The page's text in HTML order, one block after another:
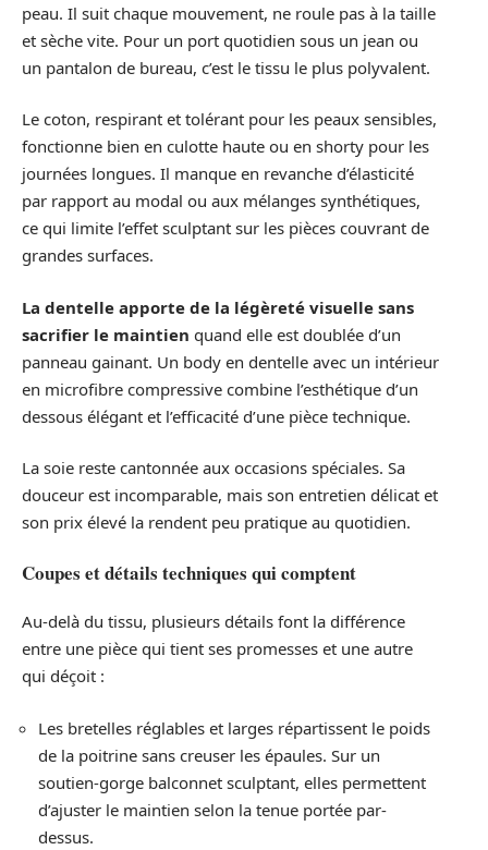
peau. Il suit chaque mouvement, ne roule pas à la taille
et sèche vite. Pour un port quotidien sous un jean ou
un pantalon de bureau, c’est le tissu le plus polyvalent.
Le coton, respirant et tolérant pour les peaux sensibles,
fonctionne bien en culotte haute ou en shorty pour les
journées longues. Il manque en revanche d’élasticité
par rapport au modal ou aux mélanges synthétiques,
ce qui limite l’effet sculptant sur les pièces couvrant de
grandes surfaces.
La dentelle apporte de la légèreté visuelle sans
sacrifier le maintien quand elle est doublée d’un
panneau gainant. Un body en dentelle avec un intérieur
en microfibre compressive combine l’esthétique d’un
dessous élégant et l’efficacité d’une pièce technique.
La soie reste cantonnée aux occasions spéciales. Sa
douceur est incomparable, mais son entretien délicat et
son prix élevé la rendent peu pratique au quotidien.
Coupes et détails techniques qui comptent
Au-delà du tissu, plusieurs détails font la différence
entre une pièce qui tient ses promesses et une autre
qui déçoit :
Les bretelles réglables et larges répartissent le poids
de la poitrine sans creuser les épaules. Sur un
soutien-gorge balconnet sculptant, elles permettent
d’ajuster le maintien selon la tenue portée par-
dessus.